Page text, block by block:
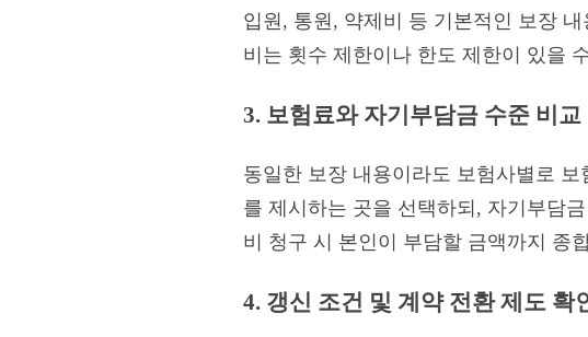
입원, 통원, 약제비 등 기본적인 보장
비는 횟수 제한이나 한도 제한이 있을
3. 보험료와 자기부담금 수준 비교
동일한 보장 내용이라도 보험사별로
를 제시하는 곳을 선택하되, 자기부담
비 청구 시 본인이 부담할 금액까지 종
4. 갱신 조건 및 계약 전환 제도 확